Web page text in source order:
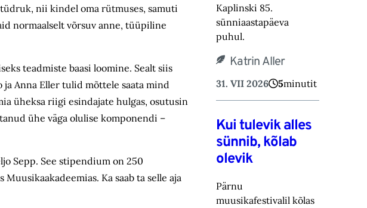
nii kindel oma rütmuses, samuti
normaalselt võrsuv anne, tüüpiline
teadmiste baasi loomine. Sealt siis
ja Anna Eller tulid mõttele saata mind
üheksa riigi esindajate hulgas, osutusin
ühe väga olulise komponendi –
Sepp. See stipendium on 250
Ka saab ta selle aja
Kaplinski 85.
sünniaastapäeva
puhul.
Katrin Aller
31. VII 2026 5minutit
Kui tulevik alles
sünnib, kõlab
olevik
Pärnu
muusikafestivalil kõlas